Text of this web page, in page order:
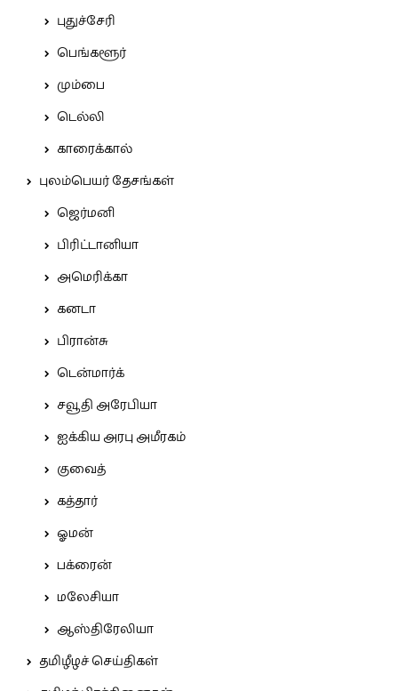
புதுச்சேரி
பெங்களூர்
மும்பை
டெல்லி
காரைக்கால்
புலம்பெயர் தேசங்கள்
ஜெர்மனி
பிரிட்டானியா
அமெரிக்கா
கனடா
பிரான்சு
டென்மார்க்
சவூதி அரேபியா
ஐக்கிய அரபு அமீரகம்
குவைத்
கத்தார்
ஓமன்
பக்ரைன்
மலேசியா
ஆஸ்திரேலியா
தமிழீழச் செய்திகள்